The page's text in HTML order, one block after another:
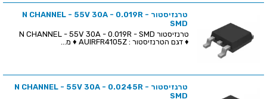
טרנזיסטור N CHANNEL - 55V 30A - 0.019R -
SMD
♦ דגם הטרנזיסטור : AUIRFR4105Z ♦ מ...
טרנזיסטור N CHANNEL - 55V 30A - 0.0245R -
SMD